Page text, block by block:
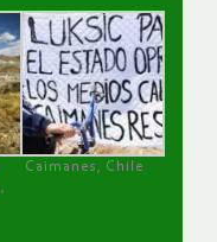
Caimanes, Chile